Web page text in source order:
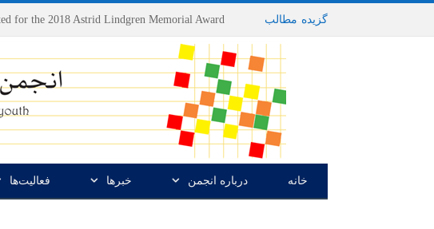
گزیده مطالب
خانه درباره انجمن خبرها فعالیت‌ها